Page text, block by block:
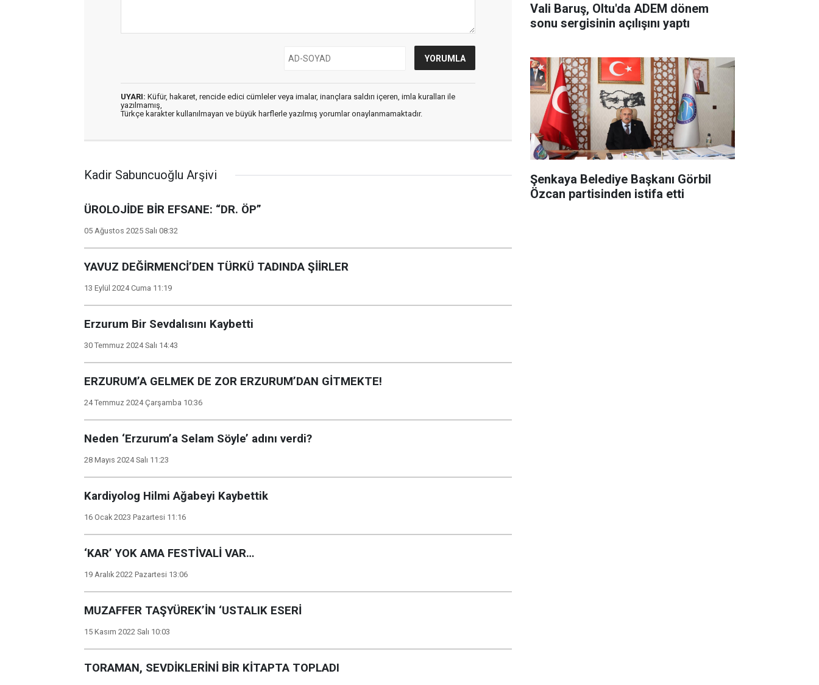
UYARI: Küfür, hakaret, rencide edici cümleler veya imalar, inançlara saldırı içeren, imla kuralları ile
yazılmamış,
Türkçe karakter kullanılmayan ve büyük harflerle yazılmış yorumlar onaylanmamaktadır.
Kadir Sabuncuoğlu Arşivi
ÜROLOJİDE BİR EFSANE: “DR. ÖP”
05 Ağustos 2025 Salı 08:32
YAVUZ DEĞİRMENCİ’DEN TÜRKÜ TADINDA ŞİİRLER
13 Eylül 2024 Cuma 11:19
Erzurum Bir Sevdalısını Kaybetti
30 Temmuz 2024 Salı 14:43
ERZURUM’A GELMEK DE ZOR ERZURUM’DAN GİTMEKTE!
24 Temmuz 2024 Çarşamba 10:36
Neden ‘Erzurum’a Selam Söyle’ adını verdi?
28 Mayıs 2024 Salı 11:23
Kardiyolog Hilmi Ağabeyi Kaybettik
16 Ocak 2023 Pazartesi 11:16
‘KAR’ YOK AMA FESTİVALİ VAR…
19 Aralık 2022 Pazartesi 13:06
MUZAFFER TAŞYÜREK’İN ‘USTALIK ESERİ
15 Kasım 2022 Salı 10:03
TORAMAN, SEVDİKLERİNİ BİR KİTAPTA TOPLADI
Vali Baruş, Oltu'da ADEM dönem
sonu sergisinin açılışını yaptı
Şenkaya Belediye Başkanı Görbil
Özcan partisinden istifa etti